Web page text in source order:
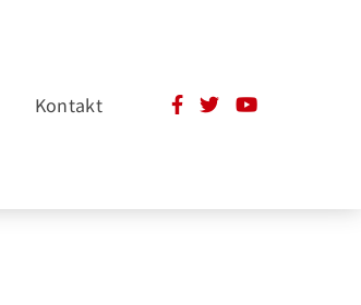
Kontakt